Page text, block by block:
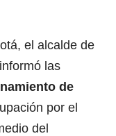
el alcalde de
las
de
por el
del